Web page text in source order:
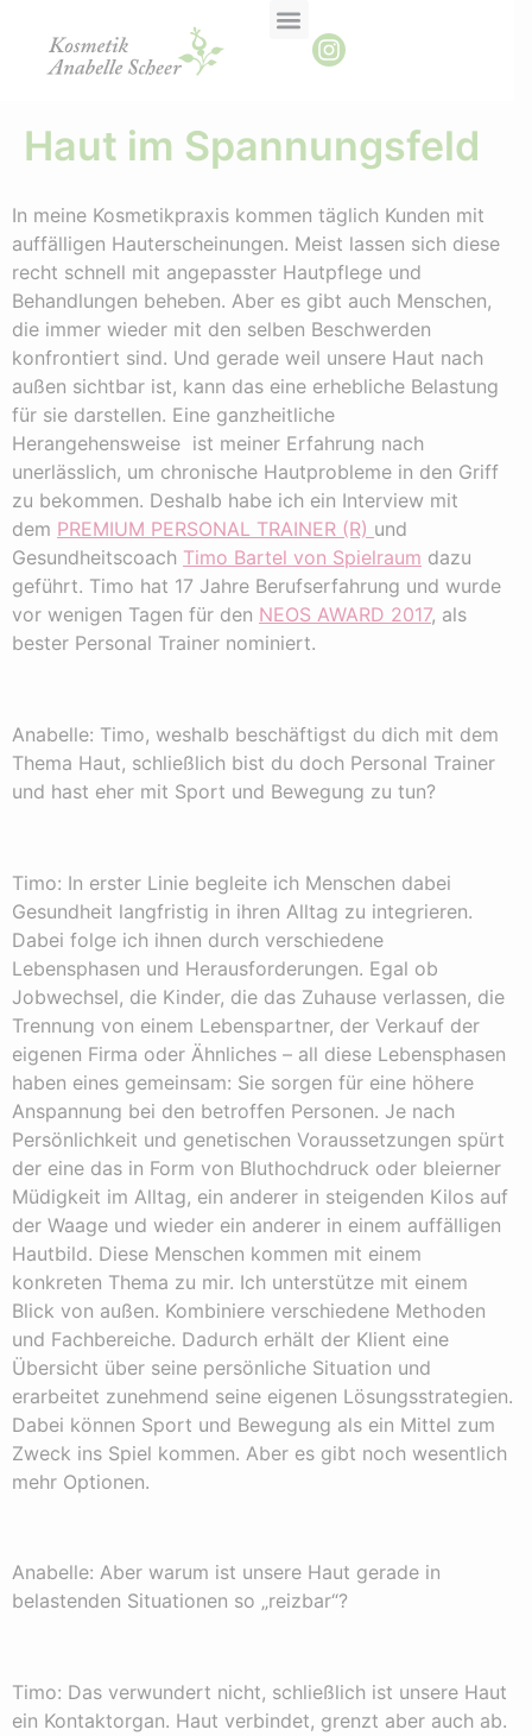
Haut im Spannungsfeld
In meine Kosmetikpraxis kommen täglich Kunden mit
auffälligen Hauterscheinungen. Meist lassen sich diese
recht schnell mit angepasster Hautpflege und
Behandlungen beheben. Aber es gibt auch Menschen,
die immer wieder mit den selben Beschwerden
konfrontiert sind. Und gerade weil unsere Haut nach
außen sichtbar ist, kann das eine erhebliche Belastung
für sie darstellen. Eine ganzheitliche
Herangehensweise ist meiner Erfahrung nach
unerlässlich, um chronische Hautprobleme in den Griff
zu bekommen. Deshalb habe ich ein Interview mit
dem PREMIUM PERSONAL TRAINER (R) und
Gesundheitscoach Timo Bartel von Spielraum dazu
geführt. Timo hat 17 Jahre Berufserfahrung und wurde
vor wenigen Tagen für den NEOS AWARD 2017, als
bester Personal Trainer nominiert.
Anabelle: Timo, weshalb beschäftigst du dich mit dem
Thema Haut, schließlich bist du doch Personal Trainer
und hast eher mit Sport und Bewegung zu tun?
Timo: In erster Linie begleite ich Menschen dabei
Gesundheit langfristig in ihren Alltag zu integrieren.
Dabei folge ich ihnen durch verschiedene
Lebensphasen und Herausforderungen. Egal ob
Jobwechsel, die Kinder, die das Zuhause verlassen, die
Trennung von einem Lebenspartner, der Verkauf der
eigenen Firma oder Ähnliches – all diese Lebensphasen
haben eines gemeinsam: Sie sorgen für eine höhere
Anspannung bei den betroffen Personen. Je nach
Persönlichkeit und genetischen Voraussetzungen spürt
der eine das in Form von Bluthochdruck oder bleierner
Müdigkeit im Alltag, ein anderer in steigenden Kilos auf
der Waage und wieder ein anderer in einem auffälligen
Hautbild. Diese Menschen kommen mit einem
konkreten Thema zu mir. Ich unterstütze mit einem
Blick von außen. Kombiniere verschiedene Methoden
und Fachbereiche. Dadurch erhält der Klient eine
Übersicht über seine persönliche Situation und
erarbeitet zunehmend seine eigenen Lösungsstrategien.
Dabei können Sport und Bewegung als ein Mittel zum
Zweck ins Spiel kommen. Aber es gibt noch wesentlich
mehr Optionen.
Anabelle: Aber warum ist unsere Haut gerade in
belastenden Situationen so „reizbar“?
Timo: Das verwundert nicht, schließlich ist unsere Haut
ein Kontaktorgan. Haut verbindet, grenzt aber auch ab.